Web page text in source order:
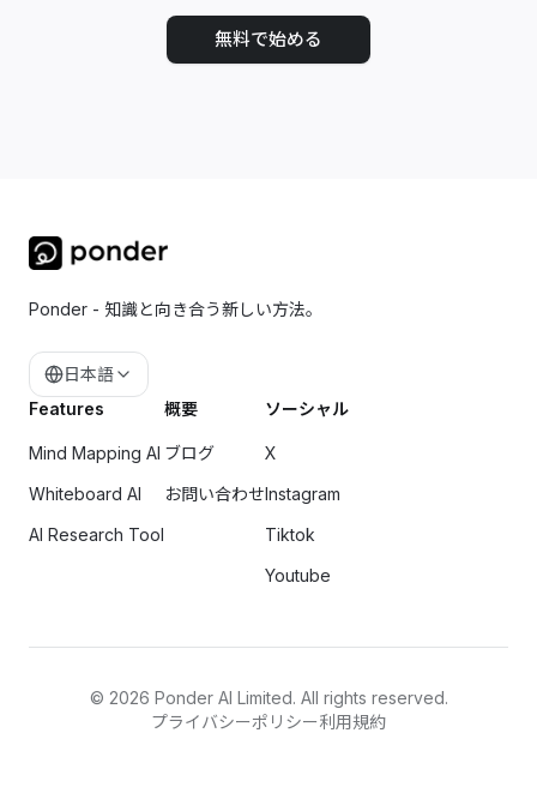
無料で始める
Ponder - 知識と向き合う新しい方法。
日本語
Features
Mind Mapping AI
Whiteboard AI
AI Research Tool
概要
ブログ
お問い合わせ
ソーシャル
X
Instagram
Tiktok
Youtube
© 2026 Ponder AI Limited. All rights reserved.
プライバシーポリシー利用規約